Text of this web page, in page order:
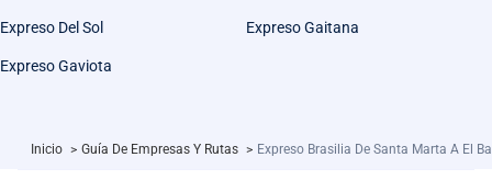
Expreso Del Sol Expreso Gaitana
Expreso Gaviota
Inicio > Guía De Empresas Y Rutas > Expreso Brasilia De Santa Marta A El